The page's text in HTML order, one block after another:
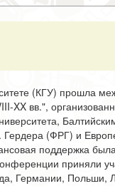
(КГУ) прошла
XX вв.",
Гердера (ФРГ) и
поддержка
приняли
Германии, Польши,